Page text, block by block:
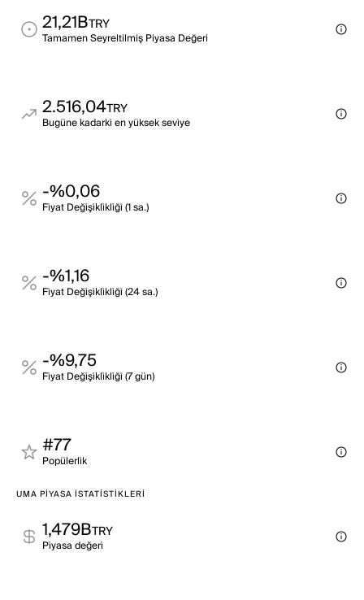
21,21BTRY
Tamamen Seyreltilmiş Piyasa Değeri
2.516,04TRY
Bugüne kadarki̇ en yüksek sevi̇ye
-%0,06
Fi̇yat Deği̇şi̇kli̇kli̇ği̇ (1 sa.)
-%1,16
Fi̇yat Deği̇şi̇kli̇kli̇ği̇ (24 sa.)
-%9,75
Fi̇yat Deği̇şi̇kli̇kli̇ği̇ (7 gün)
#77
Popülerli̇k
UMA PIYASA İSTATISTIKLERI
1,479BTRY
Pi̇yasa değeri̇